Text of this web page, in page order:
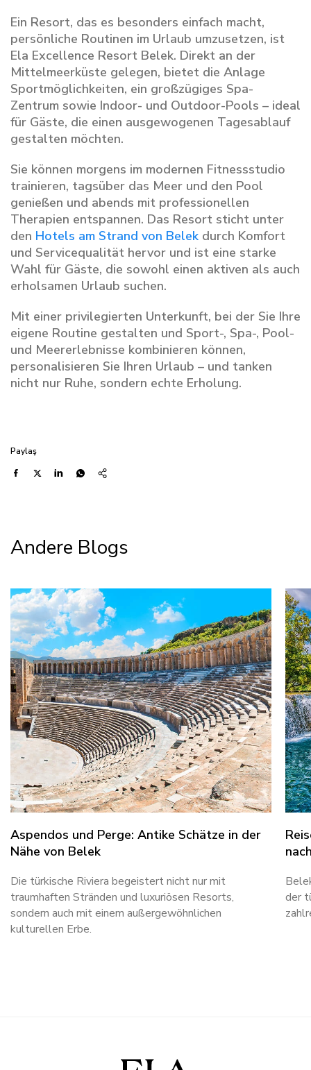
Ein Resort, das es besonders einfach macht,
persönliche Routinen im Urlaub umzusetzen, ist
Ela Excellence Resort Belek. Direkt an der
Mittelmeerküste gelegen, bietet die Anlage
Sportmöglichkeiten, ein großzügiges Spa-
Zentrum sowie Indoor- und Outdoor-Pools – ideal
für Gäste, die einen ausgewogenen Tagesablauf
gestalten möchten.
Sie können morgens im modernen Fitnessstudio
trainieren, tagsüber das Meer und den Pool
genießen und abends mit professionellen
Therapien entspannen. Das Resort sticht unter
den Hotels am Strand von Belek durch Komfort
und Servicequalität hervor und ist eine starke
Wahl für Gäste, die sowohl einen aktiven als auch
erholsamen Urlaub suchen.
Mit einer privilegierten Unterkunft, bei der Sie Ihre
eigene Routine gestalten und Sport-, Spa-, Pool-
und Meererlebnisse kombinieren können,
personalisieren Sie Ihren Urlaub – und tanken
nicht nur Ruhe, sondern echte Erholung.
Paylaş
Andere Blogs
Aspendos und Perge: Antike Schätze in der
Nähe von Belek
Die türkische Riviera begeistert nicht nur mit
traumhaften Stränden und luxuriösen Resorts,
sondern auch mit einem außergewöhnlichen
kulturellen Erbe.
der